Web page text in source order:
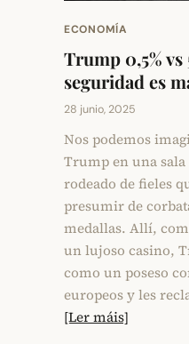
ECONOMÍA
Trump 0,5% vs
seguridad es
28 junio, 2025
Nos podemos
Trump en una sala
rodeado de fieles
presumir de
medallas. Allí,
un lujoso casino,
como un poseso
europeos y les
[Ler máis]